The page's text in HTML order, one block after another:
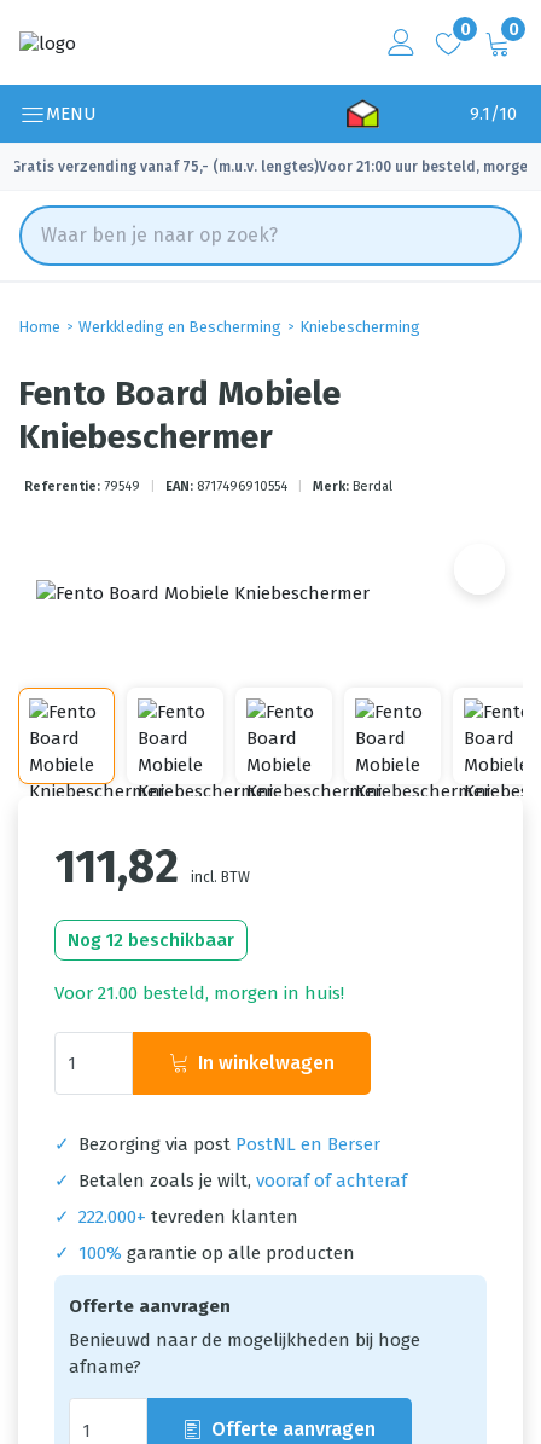
0 0
MENU 9.1/10
Gratis verzending vanaf 75,- (m.u.v. lengtes)
✓ Voor 21:00 uur besteld, morgen
Home Werkkleding en Bescherming Kniebescherming
Fento Board Mobiele
Kniebeschermer
Referentie: 79549 EAN: 8717496910554 Merk: Berdal
111,82 incl. BTW
Nog 12 beschikbaar
Voor 21.00 besteld, morgen in huis!
In winkelwagen
✓ Bezorging via post PostNL en Berser
✓
Betalen zoals je wilt, vooraf of achteraf
✓ 222.000+ tevreden klanten
✓
100% garantie op alle producten
Offerte aanvragen
Benieuwd naar de mogelijkheden bij hoge
afname?
Offerte aanvragen